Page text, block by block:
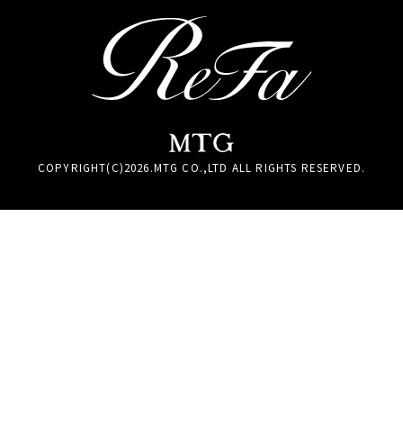
COPYRIGHT(C)2026.MTG CO.,LTD ALL RIGHTS RESERVED.